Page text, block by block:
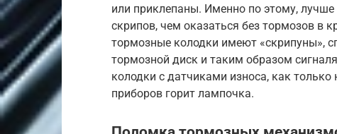
или приклепаны. Именно по этому,
скрипов, чем оказаться без тормозов в
тормозные колодки имеют «скрипуны»,
тормозной диск и таким образом
колодки с датчиками износа, как
приборов горит лампочка.